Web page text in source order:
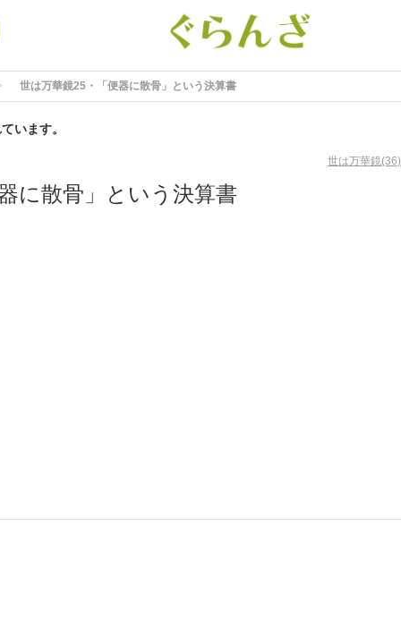
世は万華鏡25・「便器に散骨」という決算書
います。
世は万華鏡(36)
に散骨」という決算書